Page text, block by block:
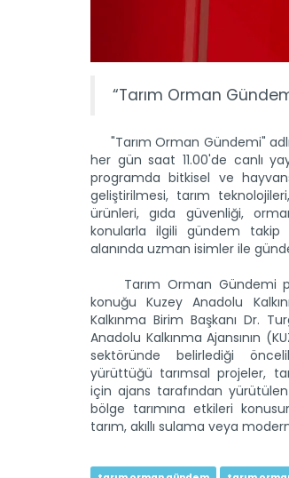
“Tarım Orman
"Tarım Orman Gündemi"
her gün saat 11.00'de canlı
programda bitkisel ve
geliştirilmesi, tarım
ürünleri, gıda güvenliği,
konularla ilgili gündem takip
alanında uzman isimler ile
Tarım Orman Gündemi
konuğu Kuzey Anadolu
Kalkınma Birim Başkanı Dr.
Anadolu Kalkınma Ajansının
sektöründe belirlediği
yürüttüğü tarımsal projeler,
için ajans tarafından
bölge tarımına etkileri
tarım, akıllı sulama veya